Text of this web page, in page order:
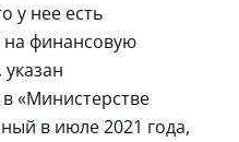
у нее есть
финансовую
«Министерстве
в июле 2021 года,